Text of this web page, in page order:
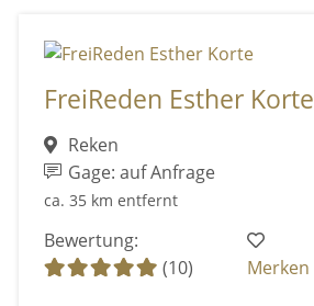
FreiReden Esther Korte
Reken
Gage: auf Anfrage
ca. 35 km entfernt
Bewertung:
(10)
Merken